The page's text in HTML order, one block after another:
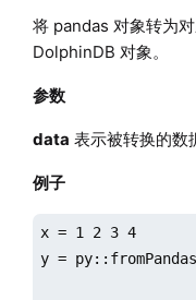
将 pandas 对象转为
DolphinDB 对象。
参数
data 表示被转换的数
例子
x = 1 2 3 4
y =